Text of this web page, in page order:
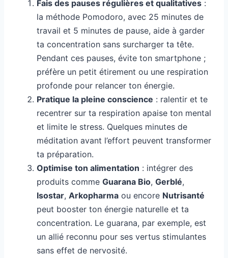
Fais des pauses régulières et qualitatives :
la méthode Pomodoro, avec 25 minutes de
travail et 5 minutes de pause, aide à garder
ta concentration sans surcharger ta tête.
Pendant ces pauses, évite ton smartphone ;
préfère un petit étirement ou une respiration
profonde pour relancer ton énergie.
Pratique la pleine conscience : ralentir et te
recentrer sur ta respiration apaise ton mental
et limite le stress. Quelques minutes de
méditation avant l’effort peuvent transformer
ta préparation.
Optimise ton alimentation : intégrer des
produits comme Guarana Bio, Gerblé,
Isostar, Arkopharma ou encore Nutrisanté
peut booster ton énergie naturelle et ta
concentration. Le guarana, par exemple, est
un allié reconnu pour ses vertus stimulantes
sans effet de nervosité.